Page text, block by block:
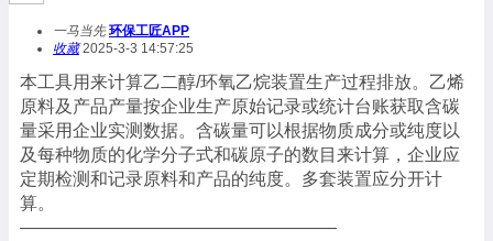
一马当先 环保工匠APP
收藏2025-3-3 14:57:25
本工具用来计算乙二醇/环氧乙烷装置生产过程排放。乙烯
原料及产品产量按企业生产原始记录或统计台账获取含碳
量采用企业实测数据。含碳量可以根据物质成分或纯度以
及每种物质的化学分子式和碳原子的数目来计算，企业应
定期检测和记录原料和产品的纯度。多套装置应分开计
算。
——————————————————